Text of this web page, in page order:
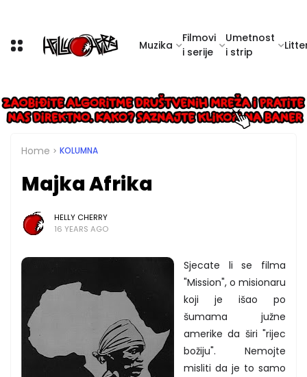
Muzika
Filmovi
i serije
Umetnost
i strip
Home KOLUMNA
Majka Afrika
HELLY CHERRY
16 YEARS AGO
Sjecate li se filma
"Mission", o misionaru
koji je išao po
šumama južne
amerike da širi "rijec
božiju". Nemojte
misliti da je to samo